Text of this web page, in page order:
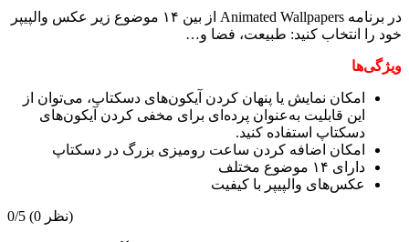
در برنامه Animated Wallpapers از بین ۱۴ موضوع زیر عکس والپیپر
خود را انتخاب کنید: طبیعت، فضا و…
ویژگی‌ها
امکان نمایش یا پنهان کردن آیکون‌های دسکتاپ، می‌توان از
این قابلیت به‌عنوان پرده‌ای برای مخفی کردن آیکون‌های
دسکتاپ استفاده کنید.
امکان اضافه کردن ساعت رومیزی بزرگ در دسکتاپ
دارای ۱۴ موضوع مختلف
عکس‌های والپیپر با کیفیت
0/5 (0 نظر)